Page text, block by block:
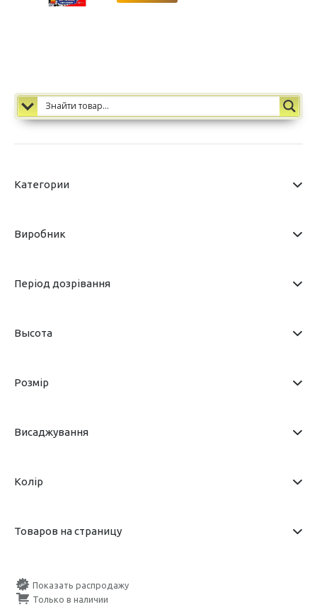
Категории
Виробник
Період дозрівання
Высота
Розмір
Висаджування
Колір
Товаров на страницу
Показать распродажу
Только в наличии